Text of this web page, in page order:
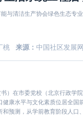
与清洁生产协会绿色生态专
桃 来源： 中国社区发展网
）在市委党校（北京行政学
康水平与文化素质位居全国
预测，从学前教育阶段人口